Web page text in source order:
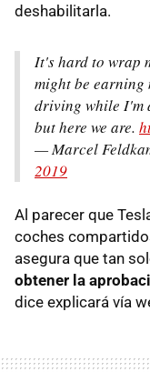
deshabilitarla.
It's hard to wrap
might be earning
driving while I'm
but here we are.
— Marcel
2019
Al parecer que
coches
asegura que tan
obtener la
dice explicará vía